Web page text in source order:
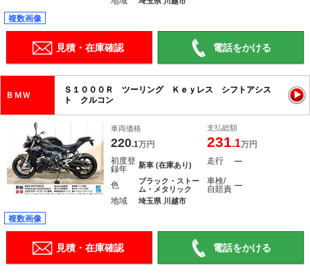
複数画像
見積・在庫確認 電話をかける
ＢＭＷ
Ｓ１０００Ｒ ツーリング Ｋｅｙレス シフトアシス
ト クルコン
車両価格
220.1万円
支払総額
231.1万円
初度登
録年
新車 (在庫あり) 走行 ―
色
ブラック・ストー
ム・メタリック
車検/
自賠責 ―
地域 埼玉県 川越市
複数画像
見積・在庫確認 電話をかける